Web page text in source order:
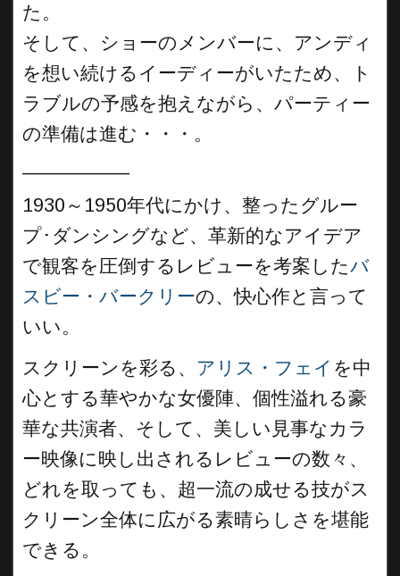
た。
そして、ショーのメンバーに、アンディ
を想い続けるイーディーがいたため、ト
ラブルの予感を抱えながら、パーティー
の準備は進む・・・。
1930～1950年代にかけ、整ったグルー
プ･ダンシングなど、革新的なアイデア
で観客を圧倒するレビューを考案したバ
スビー・バークリーの、快心作と言って
いい。
スクリーンを彩る、 アリス・フェイ を中
心とする華やかな女優陣、個性溢れる豪
華な共演者、そして、美しい見事なカラ
ー映像に映し出されるレビューの数々、
どれを取っても、超一流の成せる技がス
クリーン全体に広がる素晴らしさを堪能
できる。